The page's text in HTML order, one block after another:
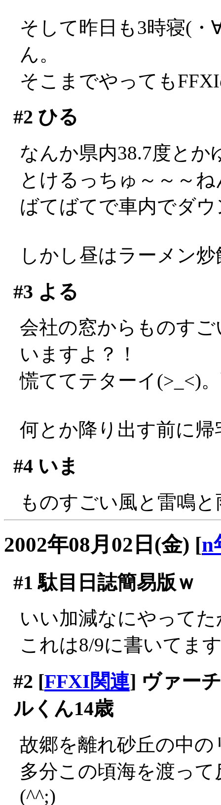
そして昨日も3時寝(
ん。
そこまでやっても
#2 ひる
なんか県内38.7度と
とけるっちゅ～～～
ばてばてで車内でダ
しかし昼はラーメン
#3 よる
会社の窓からものす
いますよ？！
慌ててテターイ(>_<)
何とか降り出す前に帰
#4いま
ものすごい風と雷鳴
2002年08月02日(金) [n
#1 駄目日誌簡易版ｗ
いい加減なにやって
これは8/9に書いてま
#2 [FFXI関連] ヴァー
ルくん14歳
故郷を離れ砂丘の中
多分この頃海を渡っ
(^^;)